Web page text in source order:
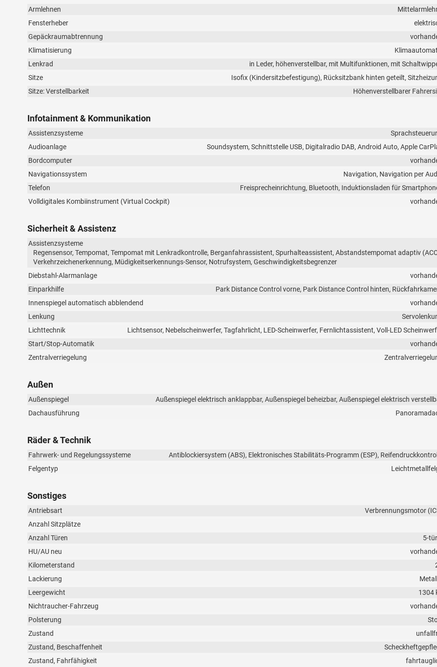
Armlehnen
Fensterheber
Gepäckraumabtrennung
Klimatisierung
Lenkrad
in Leder, höhenverstellbar, mit Multifunktionen, mit
Sitze
Isofix (Kindersitzbefestigung), Rücksitzbank hinten geteilt,
Sitze: Verstellbarkeit
Höhenverstellbarer
Infotainment & Kommunikation
Assistenzsysteme
Audioanlage
Soundsystem, Schnittstelle USB, Digitalradio DAB, Android Auto, Apple
Bordcomputer
Navigationssystem
Navigation, Navigation per
Telefon
Freisprecheinrichtung, Bluetooth, Induktionsladen für
Volldigitales Kombiinstrument (Virtual Cockpit)
Sicherheit & Assistenz
Assistenzsysteme
Regensensor, Tempomat, Tempomat mit Lenkradkontrolle, Berganfahrassistent, Spurhalteassistent, Abstandstempomat adaptiv
Verkehrzeichenerkennung, Müdigkeitserkennungs-Sensor, Notrufsystem, Geschwindigkeitsbegrenzer
Diebstahl-Alarmanlage
Einparkhilfe
Park Distance Control vorne, Park Distance Control hinten,
Innenspiegel automatisch abblendend
Lenkung
Lichttechnik
Lichtsensor, Nebelscheinwerfer, Tagfahrlicht, LED-Scheinwerfer, Fernlichtassistent, Voll-LED
Start/Stop-Automatik
Zentralverriegelung
Außen
Außenspiegel
Außenspiegel elektrisch anklappbar, Außenspiegel beheizbar, Außenspiegel elektrisch
Dachausführung
Räder & Technik
Fahrwerk- und Regelungssysteme
Antiblockiersystem (ABS), Elektronisches Stabilitäts-Programm (ESP),
Felgentyp
Sonstiges
Antriebsart
Verbrennungsmotor
Anzahl Sitzplätze
Anzahl Türen
5-
HU/AU neu
Kilometerstand
Lackierung
Leergewicht
1304
Nichtraucher-Fahrzeug
Polsterung
Zustand
Zustand, Beschaffenheit
Zustand, Fahrfähigkeit